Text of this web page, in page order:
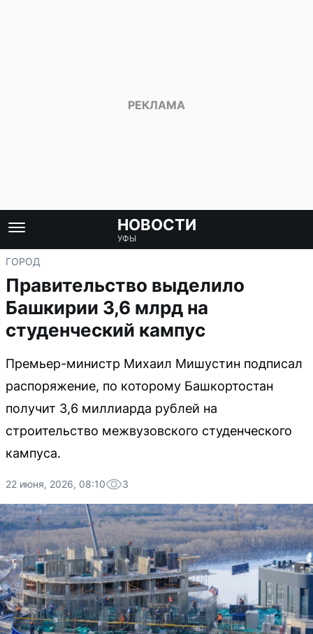
НОВОСТИ
УФЫ
ГОРОД
Правительство выделило
Башкирии 3,6 млрд на
студенческий кампус
Премьер-министр Михаил Мишустин подписал
распоряжение, по которому Башкортостан
получит 3,6 миллиарда рублей на
строительство межвузовского студенческого
кампуса.
22 июня, 2026, 08:10 3